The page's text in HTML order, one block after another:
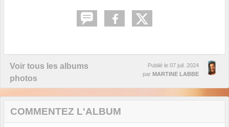
Voir tous les albums
photos
Publié le 07 juil. 2024
par MARTINE LABBE
COMMENTEZ L'ALBUM